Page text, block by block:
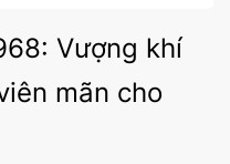
Vượng khí
mãn cho